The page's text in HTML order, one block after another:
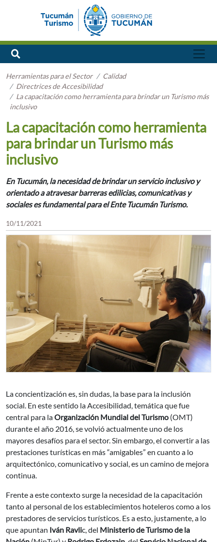
Herramientas para el Sector
Calidad
Directrices de Accesibilidad
La capacitación como herramienta para brindar un Turismo más
inclusivo
La capacitación como herramienta
para brindar un Turismo más
inclusivo
En Tucumán, la necesidad de brindar un servicio inclusivo y
orientado a atravesar barreras edilicias, comunicativas y
sociales es fundamental para el Ente Tucumán Turismo.
10/11/2021
La concientización es, sin dudas, la base para la inclusión
social. En este sentido la Accesibilidad, temática que fue
central para laOrganización Mundial del Turismo (OMT)
durante el año 2016, se volvió actualmente uno de los
mayores desafíos para el sector. Sin embargo, el convertir a las
prestaciones turísticas en más “amigables” en cuanto a lo
arquitectónico, comunicativo y social, es un camino de mejora
continua.
Frente a este contexto surge la necesidad de la capacitación
tanto al personal de los establecimientos hoteleros como a los
prestadores de servicios turísticos. Es a esto, justamente, a lo
que apuntan Iván Ravlic, del Ministerio de Turismo de la